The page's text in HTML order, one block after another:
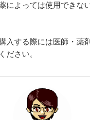
によっては使用できな
入する際には医師・薬
ださい。